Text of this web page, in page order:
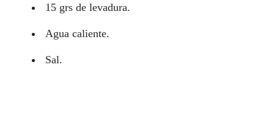
15 grs de levadura.
Agua caliente.
Sal.